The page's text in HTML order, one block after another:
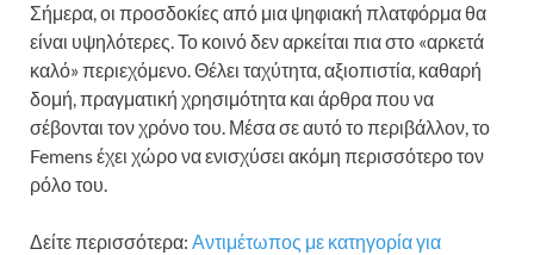
Σήμερα, οι προσδοκίες από μια ψηφιακή πλατφόρμα θα
είναι υψηλότερες. Το κοινό δεν αρκείται πια στο «αρκετά
καλό» περιεχόμενο. Θέλει ταχύτητα, αξιοπιστία, καθαρή
δομή, πραγματική χρησιμότητα και άρθρα που να
σέβονται τον χρόνο του. Μέσα σε αυτό το περιβάλλον, το
Femens έχει χώρο να ενισχύσει ακόμη περισσότερο τον
ρόλο του.
Δείτε περισσότερα: Αντιμέτωπος με κατηγορία για